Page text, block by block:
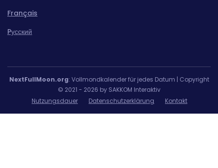
Français
Pусский
NextFullMoon.org: Vollmondkalender für jedes Datum | Copyright
© 2021 - 2026 by SAKKOM Interaktiv
Nutzungsdauer
Datenschutzerklärung Kontakt